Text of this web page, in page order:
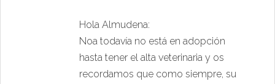
Hola Almudena:
Noa todavía no está en adopción
hasta tener el alta veterinaria y os
recordamos que como siempre, su